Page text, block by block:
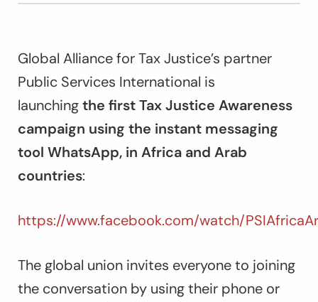
Global Alliance for Tax Justice’s partner
Public Services International is
launchingthe first Tax Justice Awareness
campaign using the instant messaging
tool WhatsApp, in Africa and Arab
countries:
https://www.facebook.com/watch/
The global union invites everyone to joining
the conversation by using their phone or